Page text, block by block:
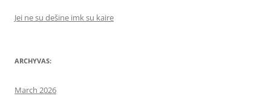
Jei ne su dešine imk su kaire
ARCHYVAS:
March 2026